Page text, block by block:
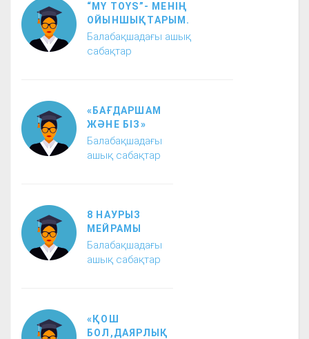
“MY TOYS”- МЕНІҢ
ОЙЫНШЫҚТАРЫМ.
Балабақшадағы ашық
сабақтар
«БАҒДАРШАМ
ЖӘНЕ БІЗ»
Балабақшадағы
ашық сабақтар
8 НАУРЫЗ
МЕЙРАМЫ
Балабақшадағы
ашық сабақтар
«ҚОШ
БОЛ,ДАЯРЛЫҚ